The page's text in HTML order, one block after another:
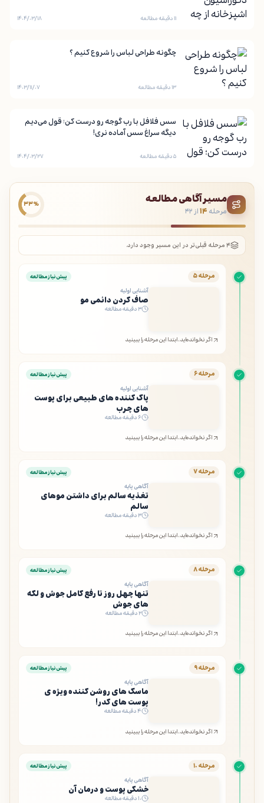
۱۱ دقیقه مطالعه ۱۴۰۴/۰۳/۱۸
چگونه طراحی لباس را شروع کنیم ؟
۱۳ دقیقه مطالعه ۱۴۰۳/۱۱/۰۷
سس فلافل با رب گوجه رو درست کن؛ قول می‌دیم
دیگه سراغ سس آماده نری!
۵ دقیقه مطالعه ۱۴۰۴/۰۳/۲۷
مسیر آگاهی مطالعه
مرحله ۱۴از ۴۲
۳۳٪
۴ مرحله قبلی‌تر در این مسیر وجود دارد.
مرحله ۵ پیش‌نیاز مطالعه
آشنایی اولیه
صاف کردن دائمی مو
۳ دقیقه مطالعه
اگر نخوانده‌اید، ابتدا این مرحله را ببینید
مرحله ۶ پیش‌نیاز مطالعه
آشنایی اولیه
پاک کننده های طبیعی برای پوست
های چرب
۶ دقیقه مطالعه
اگر نخوانده‌اید، ابتدا این مرحله را ببینید
مرحله ۷ پیش‌نیاز مطالعه
آگاهی پایه
تغذیه سالم برای داشتن موهای
سالم
۳ دقیقه مطالعه
اگر نخوانده‌اید، ابتدا این مرحله را ببینید
مرحله ۸ پیش‌نیاز مطالعه
آگاهی پایه
تنها چهل روز تا رفع کامل جوش و لکه
های جوش
۲ دقیقه مطالعه
اگر نخوانده‌اید، ابتدا این مرحله را ببینید
مرحله ۹ پیش‌نیاز مطالعه
آگاهی پایه
ماسک های روشن کننده ویژه ی
پوست های کدر!
۴ دقیقه مطالعه
اگر نخوانده‌اید، ابتدا این مرحله را ببینید
مرحله ۱۰ پیش‌نیاز مطالعه
آگاهی پایه
خشکی پوست و درمان آن
۱۰ دقیقه مطالعه